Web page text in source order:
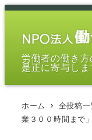
メ
労働者の働き
是正に寄与しま
ホーム 全投稿一
業３００時間まで